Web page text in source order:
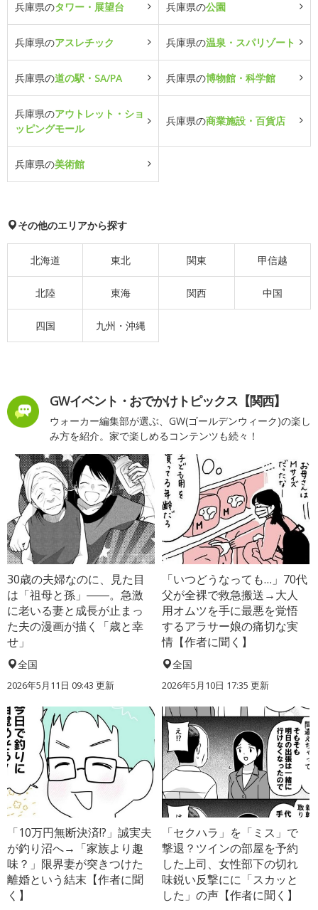
兵庫県のタワー・展望台 兵庫県の公園
兵庫県のアスレチック 兵庫県の温泉・スパリゾート
兵庫県の道の駅・SA/PA 兵庫県の博物館・科学館
兵庫県のアウトレット・ショ
ッピングモール
兵庫県の商業施設・百貨店
兵庫県の美術館
その他のエリアから探す
北海道 東北 関東 甲信越
北陸 東海 関西 中国
四国 九州・沖縄
GWイベント・おでかけトピックス【関西】
ウォーカー編集部が選ぶ、GW(ゴールデンウィーク)の楽し
み方を紹介。家で楽しめるコンテンツも続々！
30歳の夫婦なのに、見た目
は「祖母と孫」――。急激
に老いる妻と成長が止まっ
た夫の漫画が描く「歳と幸
せ」
全国
2026年5月11日 09:43 更新
「いつどうなっても…」70代
父が全裸で救急搬送→大人
用オムツを手に最悪を覚悟
するアラサー娘の痛切な実
情【作者に聞く】
全国
2026年5月10日 17:35 更新
「10万円無断決済!?」誠実夫
が釣り沼へ→「家族より趣
味？」限界妻が突きつけた
離婚という結末【作者に聞
く】
「セクハラ」を「ミス」で
撃退？ツインの部屋を予約
した上司、女性部下の切れ
味鋭い反撃にに「スカッと
した」の声【作者に聞く】